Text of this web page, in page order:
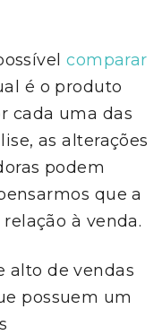
comparar
é o produto
cada uma das
as alterações
podem
que a
à venda.
alto de vendas
possuem um